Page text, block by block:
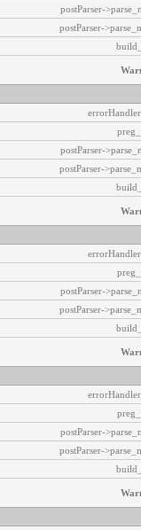
postParser-
postParser-
postParser-
postParser-
postParser-
postParser-
postParser-
postParser-